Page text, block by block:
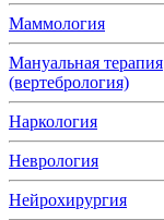
Маммология
Мануальная терапия
(вертебрология)
Наркология
Неврология
Нейрохирургия